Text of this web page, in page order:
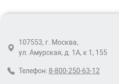
107553, г. Москва,
ул. Амурская, д. 1А, к 1, 155
Телефон: 8-800-250-63-12